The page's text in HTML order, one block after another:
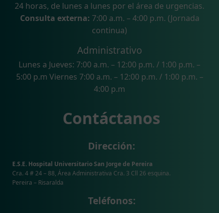
24 horas, de lunes a lunes por el área de urgencias.
Consulta externa: 7:00 a.m. – 4:00 p.m. (Jornada
continua)
Administrativo
Lunes a Jueves: 7:00 a.m. – 12:00 p.m. / 1:00 p.m. –
5:00 p.m Viernes 7:00 a.m. – 12:00 p.m. / 1:00 p.m. –
4:00 p.m
Contáctanos
Dirección:
E.S.E. Hospital Universitario San Jorge de Pereira
Cra. 4 # 24 – 88, Área Administrativa Cra. 3 Cll 26 esquina.
Pereira – Risaralda
Teléfonos: